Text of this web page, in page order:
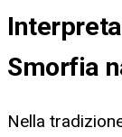
Smorfia
Nella